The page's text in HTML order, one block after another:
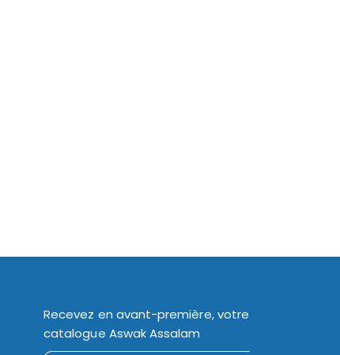
Recevez en avant-première, votre
catalogue Aswak Assalam